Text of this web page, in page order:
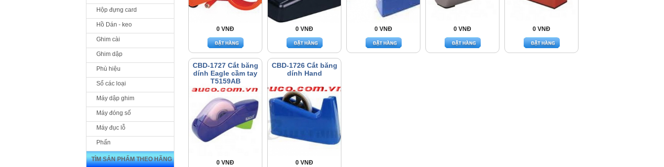
Hộp đựng card
Hồ Dán - keo
Ghim cài
Ghim dập
Phù hiệu
Sổ các loại
Máy dập ghim
Máy đóng số
Máy đục lỗ
Phấn
TÌM SẢN PHẨM THEO HÃNG
0 VNĐ 0 VNĐ 0 VNĐ 0 VNĐ 0 VNĐ
CBD-1727 Cắt băng
dính Eagle cầm tay
T5159AB
0 VNĐ
CBD-1726 Cắt băng
dính Hand
0 VNĐ